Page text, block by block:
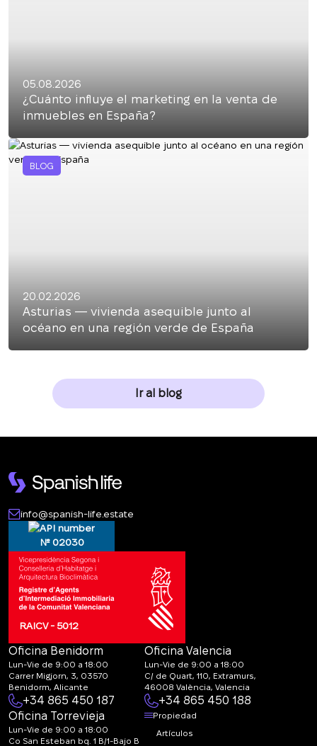
05.08.2026
¿Cuánto influye el marketing en la venta de
inmuebles en España?
BLOG
20.02.2026
Asturias — vivienda asequible junto al
océano en una región verde de España
Ir al blog
info@spanish-life.estate
№ 02030
RAICV - 5012
Oficina Benidorm
Lun-Vie de 9:00 a 18:00
Carrer Migjorn, 3, 03570
Benidorm, Alicante
+34 865 450 187
Oficina Valencia
Lun-Vie de 9:00 a 18:00
C/ de Quart, 110, Extramurs,
46008 València, Valencia
+34 865 450 188
Oficina Torrevieja
Lun-Vie de 9:00 a 18:00
Co San Esteban bq. 1 B/1-Bajo B
Propiedad
Artículos